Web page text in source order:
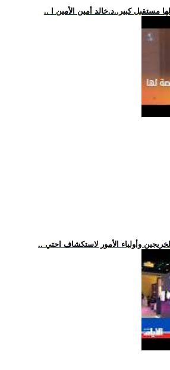
مستقبل كبير..د.خالد أمين الأمين ا
وأولياء الأمور لاستكشاف احتي